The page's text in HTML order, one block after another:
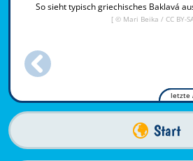
So sieht typisch griechisches Baklavá
[ © Mari Beika / CC BY-
letzte
Start